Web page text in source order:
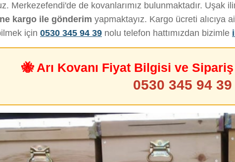
Merkezefendi'de de kovanlarımız bulunmaktadır. Uşak
kargo ile gönderim yapmaktayız. Kargo ücreti alıcıya
için 0530 345 94 39 nolu telefon hattımızdan bizimle
🐝 Arı Kovanı Fiyat Bilgisi ve
0530 345 94 39